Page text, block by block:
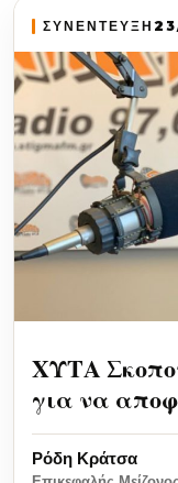
ΣΥΝΕΝΤΕΥΞΗ
ΧΥΤΑ
για να
Ρόδη Κράτσα